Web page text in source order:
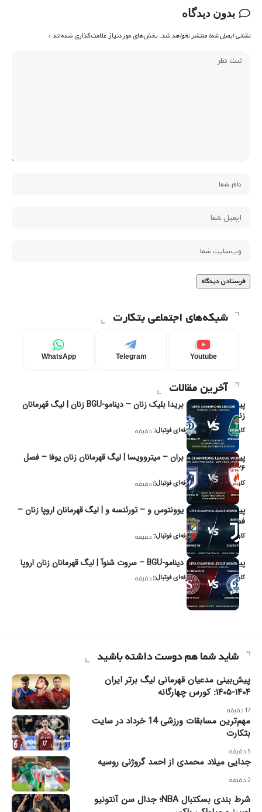
بدون دیدگاه
نشانی ایمیل شما منتشر نخواهد شد. بخش‌های موردنیاز علامت‌گذاری شده‌اند*
شبکه‌های اجتماعی بتکارت
Youtube
Telegram
WhatsApp
آخرین مقالات
پیش‌بینی و تحلیل بریدا بلیک زنان – دینامو-BGU زنان | لیگ قهرمانان
زنان یوفا
کاوه نیک‌فر، تحلیل‌گر حرفه‌ای فوتبال7 دقیقه
پیش‌بینی و تحلیل بران – میتروویسا | لیگ قهرمانان زنان یوفا – فصل
۲۰۲۶
کاوه نیک‌فر، تحلیل‌گر حرفه‌ای فوتبال8 دقیقه
پیش‌بینی و تحلیل یوونتوس و – تورئنسه و | لیگ قهرمانان اروپا زنان –
فصل ۲۰۲۶
کاوه نیک‌فر، تحلیل‌گر حرفه‌ای فوتبال7 دقیقه
پیش‌بینی و تحلیل دینامو-BGU – سروت شنوآ | لیگ قهرمانان زنان اروپا
کاوه نیک‌فر، تحلیل‌گر حرفه‌ای فوتبال8 دقیقه
شاید شما هم دوست داشته باشید
پیش‌بینی مدعیان قهرمانی لیگ برتر ایران
۱۴۰۴-۱۴۰۵: کورس چهارگانه
17 دقیقه
مهم‌ترین مسابقات ورزشی 14 خرداد در سایت
بتکارت
5 دقیقه
جدایی میلاد محمدی از احمد گروژنی روسیه
2 دقیقه
شرط بندی بسکتبال NBA؛ جدال سن آنتونیو